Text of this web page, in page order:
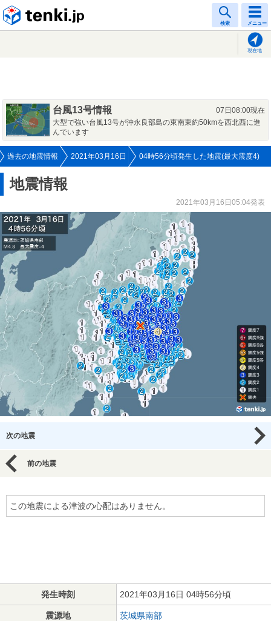
検索 メニュー
現在地
台風13号情報
07日08:00現在
大型で強い台風13号が沖永良部島の東南東約50kmを西北西に進
んでいます
過去の地震情報 2021年03月16日 04時56分頃発生した地震(最大震度4)
地震情報
2021年03月16日05:04発表
次の地震
前の地震
この地震による津波の心配はありません。
発生時刻 2021年03月16日 04時56分頃
震源地 茨城県南部